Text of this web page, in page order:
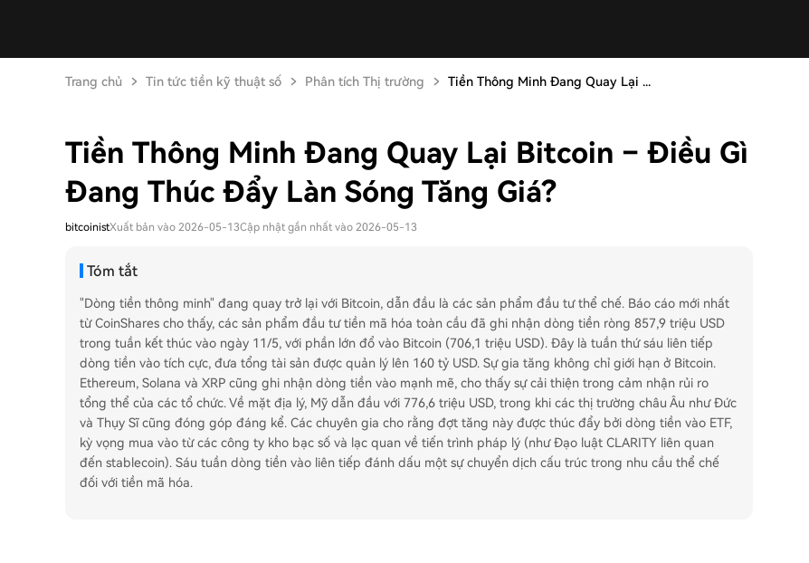
Trang chủ Tin tức tiền kỹ thuật số Phân tích Thị trường Tiền Thông Minh Đang Quay Lại ...
Tiền Thông Minh Đang Quay Lại Bitcoin – Điều Gì
Đang Thúc Đẩy Làn Sóng Tăng Giá?
bitcoinistXuất bản vào 2026-05-13Cập nhật gần nhất vào 2026-05-13
Tóm tắt
"Dòng tiền thông minh" đang quay trở lại với Bitcoin, dẫn đầu là các sản phẩm đầu tư thể chế. Báo cáo mới nhất
từ CoinShares cho thấy, các sản phẩm đầu tư tiền mã hóa toàn cầu đã ghi nhận dòng tiền ròng 857,9 triệu USD
trong tuần kết thúc vào ngày 11/5, với phần lớn đổ vào Bitcoin (706,1 triệu USD). Đây là tuần thứ sáu liên tiếp
dòng tiền vào tích cực, đưa tổng tài sản được quản lý lên 160 tỷ USD. Sự gia tăng không chỉ giới hạn ở Bitcoin.
Ethereum, Solana và XRP cũng ghi nhận dòng tiền vào mạnh mẽ, cho thấy sự cải thiện trong cảm nhận rủi ro
tổng thể của các tổ chức. Về mặt địa lý, Mỹ dẫn đầu với 776,6 triệu USD, trong khi các thị trường châu Âu như Đức
và Thụy Sĩ cũng đóng góp đáng kể. Các chuyên gia cho rằng đợt tăng này được thúc đẩy bởi dòng tiền vào ETF,
kỳ vọng mua vào từ các công ty kho bạc số và lạc quan về tiến trình pháp lý (như Đạo luật CLARITY liên quan
đến stablecoin). Sáu tuần dòng tiền vào liên tiếp đánh dấu một sự chuyển dịch cấu trúc trong nhu cầu thể chế
đối với tiền mã hóa.